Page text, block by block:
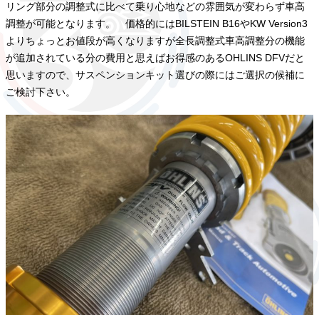
リング部分の調整式に比べて乗り心地などの雰囲気が変わらず車高
調整が可能となります。 価格的にはBILSTEIN B16やKW Version3
よりちょっとお値段が高くなりますが全長調整式車高調整分の機能
が追加されている分の費用と思えばお得感のあるOHLINS DFVだと
思いますので、サスペンションキット選びの際にはご選択の候補に
ご検討下さい。